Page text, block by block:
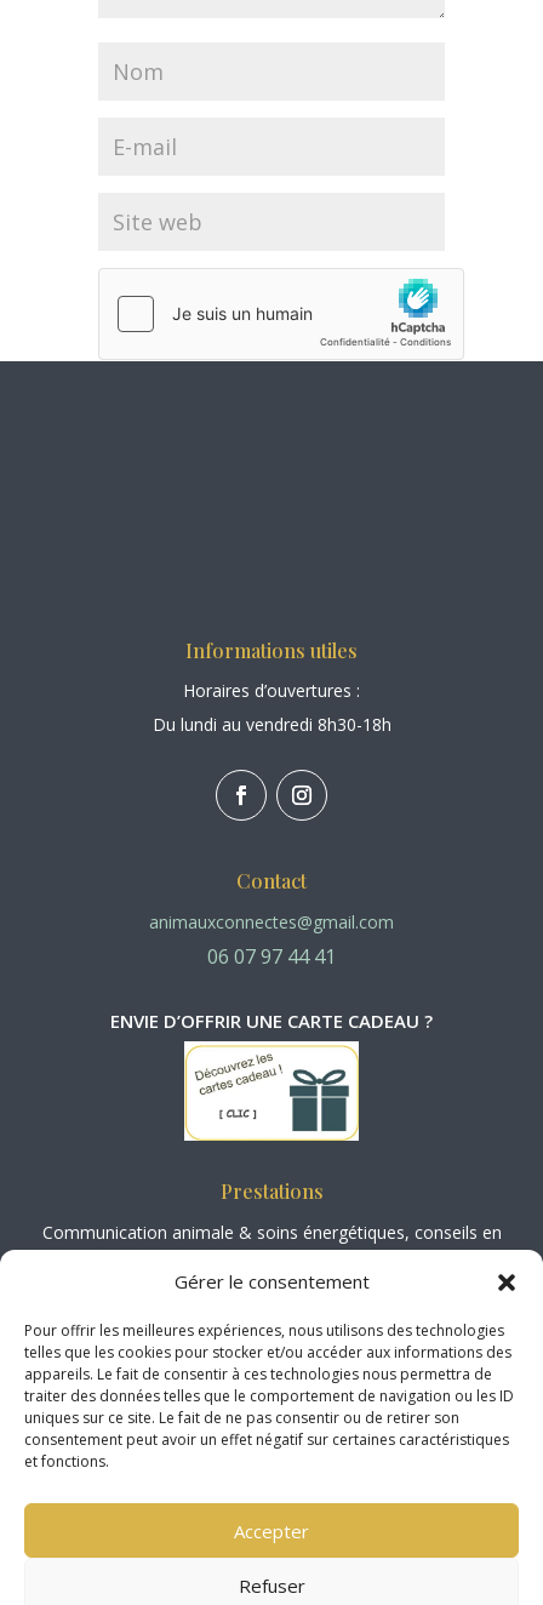
Gérer le consentement
Pour offrir les meilleures expériences, nous utilisons des technologies
telles que les cookies pour stocker et/ou accéder aux informations des
appareils. Le fait de consentir à ces technologies nous permettra de
traiter des données telles que le comportement de navigation ou les ID
uniques sur ce site. Le fait de ne pas consentir ou de retirer son
consentement peut avoir un effet négatif sur certaines caractéristiques
et fonctions.
Accepter
Refuser
Informations utiles
Horaires d’ouvertures :
Du lundi au vendredi 8h30-18h
Contact
animauxconnectes@gmail.com
06 07 97 44 41
ENVIE D’OFFRIR UNE CARTE CADEAU ?
Prestations
Communication animale & soins énergétiques, conseils en
podologie équine,ateliers / Formations.
Société Médiation Professionnelle
http://www.mediateur-consommation-smp.fr
2 Rue Marc Sangnier, 33130 Bègles
Concernant la Marne, la Haute-Marne et l’Yonne, je dois organiser
des tournées ( 3 animaux minimum )